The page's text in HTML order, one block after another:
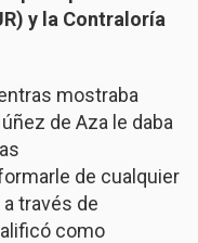
y la Contraloría
mostraba
de Aza le daba
de cualquier
través de
como